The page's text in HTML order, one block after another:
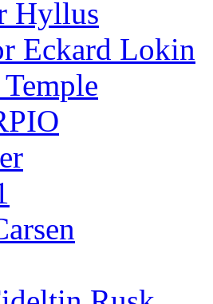
Hyllus
Eckard Lokin